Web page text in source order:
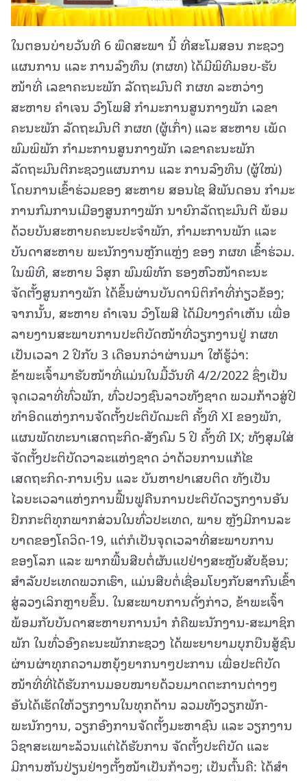
ໃນຕອນບ່າຍວັນທີ 6 ພຶດສະພາ ນີ້ ທີ່ສະໂມສອນ ກະຊວງ
ແຜນການ ແລະ ການລົງທຶນ (ກຜທ) ໄດ້ມີພິທີມອບ-ຮັບ
ໜ້າທີ່ ເລຂາຄະນະພັກ ລັດຖະມົນຕີ ກຜທ ລະຫວ່າງ
ສະຫາຍ ຄຳເຈນ ວົງໂພສີ ກໍາມະການສູນກາງພັກ ເລຂາ
ຄະນະພັກ ລັດຖະມົນຕີ ກຜທ (ຜູ້ເກົ່າ) ແລະ ສະຫາຍ ເພັດ
ພົມພິພັກ ກໍາມະການສູນກາງພັກ ເລຂາຄະນະພັກ
ລັດຖະມົນຕີກະຊວງແຜນການ ແລະ ການລົງທຶນ (ຜູ້ໃໝ່)
ໂດຍການເຂົ້າຮ່ວມຂອງ ສະຫາຍ ສອນໄຊ ສີພັນດອນ ກໍາມະ
ການກົມການເມືອງສູນກາງພັກ ນາຍົກລັດຖະມົນຕີ ພ້ອມ
ດ້ວຍບັນສະຫາຍຄະນະປະຈຳພັກ, ກຳມະການພັກ ແລະ
ບັນດາສະຫາຍ ພະນັກງານຫຼັກແຫຼ່ງ ຂອງ ກຜທ ເຂົ້າຮ່ວມ.
ໃນພິທີ, ສະຫາຍ ວິສຸກ ພົມພິທັກ ຮອງຫົວໜ້າຄະນະ
ຈັດຕັ້ງສູນກາງພັກ ໄດ້ຂຶ້ນຜ່ານບັນດານິຕິກຳທີ່ກ່ຽວຂ້ອງ;
ຈາກນັ້ນ, ສະຫາຍ ຄໍາເຈນ ວົງໂພສີ ໄດ້ມີບາງຄໍາເຫັນ ເພື່ອ
ລາຍງານສະພາບການປະຕິບັດໜ້າທີ່ວຽກງານຢູ່ ກຜທ
ເປັນເວລາ 2 ປີກັບ 3 ເດືອນກວ່າຜ່ານມາ ໃຫ້ຮູ້ວ່າ:
ຂ້າພະເຈົ້າມາຮັບໜ້າທີ່ແມ່ນໃນມື້ວັນທີ 4/2/2022 ຊຶ່ງເປັນ
ຈຸດເວລາທີ່ທົ່ວພັກ, ທົ່ວປວງຊົນລາວທັງຊາດ ພວມກ້າວສູ່ປີ
ທໍາອິດແຫ່ງການຈັດຕັ້ງປະຕິບັດມະຕິ ຄັ້ງທີ XI ຂອງພັກ,
ແຜນພັດທະນາເສດຖະກິດ-ສັງຄົມ 5 ປີ ຄັ້ງທີ IX; ທັງສຸມໃສ່
ຈັດຕັ້ງປະຕິບັດວາລະແຫ່ງຊາດ ວ່າດ້ວຍການແກ້ໄຂ
ເສດຖະກິດ-ການເງິນ ແລະ ບັນຫາຢາເສບຕິດ ທັງເປັນ
ໄລຍະເວລາແຫ່ງການຟື້ນຟູຄືນການປະຕິບັດວຽກງານອັນ
ປົກກະຕິທຸກພາກສ່ວນໃນທົ່ວປະເທດ, ພາຍ ຫຼັງມີການລະ
ບາດຂອງໂຄວິດ-19, ແຕ່ກໍເປັນຈຸດເວລາທີ່ສະພາບການ
ຂອງໂລກ ແລະ ພາກພື້ນສືບຕໍ່ຜັນແປຢ່າງສະຫຼັບສັບຊ້ອນ;
ສໍາລັບປະເທດພວກເຮົາ, ແມ່ນສືບຕໍ່ເຊື່ອມໂຍງກັບສາກົນເຂົ້າ
ສູ່ລວງເລິກຫຼາຍຂຶ້ນ. ໃນສະພາບການດັ່ງກ່າວ, ຂ້າພະເຈົ້າ
ພ້ອມກັບບັນດາສະຫາຍການນໍາ ກໍຄືພະນັກງານ-ສະມາຊິກ
ພັກ ໃນທົ່ວອົງຄະນະພັກກະຊວງ ໄດ້ພະຍາຍາມບຸກບືນສູ້ຊົນ
ຜ່ານຜ່າທຸກຄວາມຫຍຸ້ງຍາກນາໆປະການ ເພື່ອປະຕິບັດ
ໜ້າທີ່ທີ່ໄດ້ຮັບການມອບໝາຍດ້ວຍມາດຕະການຕ່າງໆ
ອັນໄດ້ເຮັດໃຫ້ວຽກງານໃນທຸກດ້ານ ລວມທັງວຽກພັກ-
ພະນັກງານ, ວຽກອົງການຈັດຕັ້ງມະຫາຊົນ ແລະ ວຽກງານ
ວິຊາສະເພາະລ້ວນແຕ່ໄດ້ຮັບການ ຈັດຕັ້ງປະຕິບັດ ແລະ
ມີການຫັນປ່ຽນຢ່າງຕັ້ງໜ້າເປັນກ້າວໆ; ເປັນຕົ້ນຄື: ໄດ້ສໍາ